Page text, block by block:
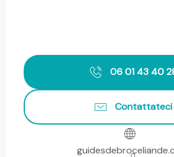
06 01 43 40
Contattateci